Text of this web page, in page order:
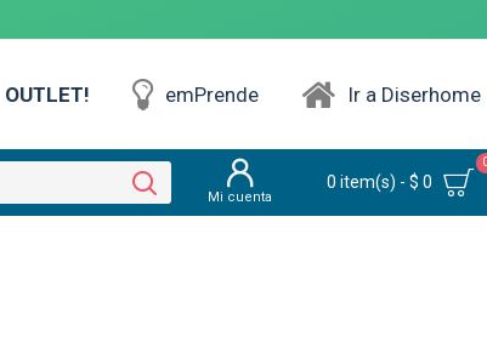
OUTLET! emPrende Ir a Diserhome
Mi cuenta
0 item(s) - $ 0